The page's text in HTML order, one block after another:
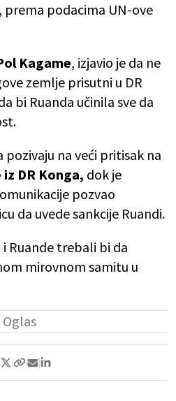
prema podacima UN-ove
Kagame, izjavio je da ne
zemlje prisutni u DR
bi Ruanda učinila sve da
pozivaju na veći pritisak na
iz DR Konga, dok je
pozvao
da uvede sankcije Ruandi.
i Ruande trebali bi da
mirovnom samitu u